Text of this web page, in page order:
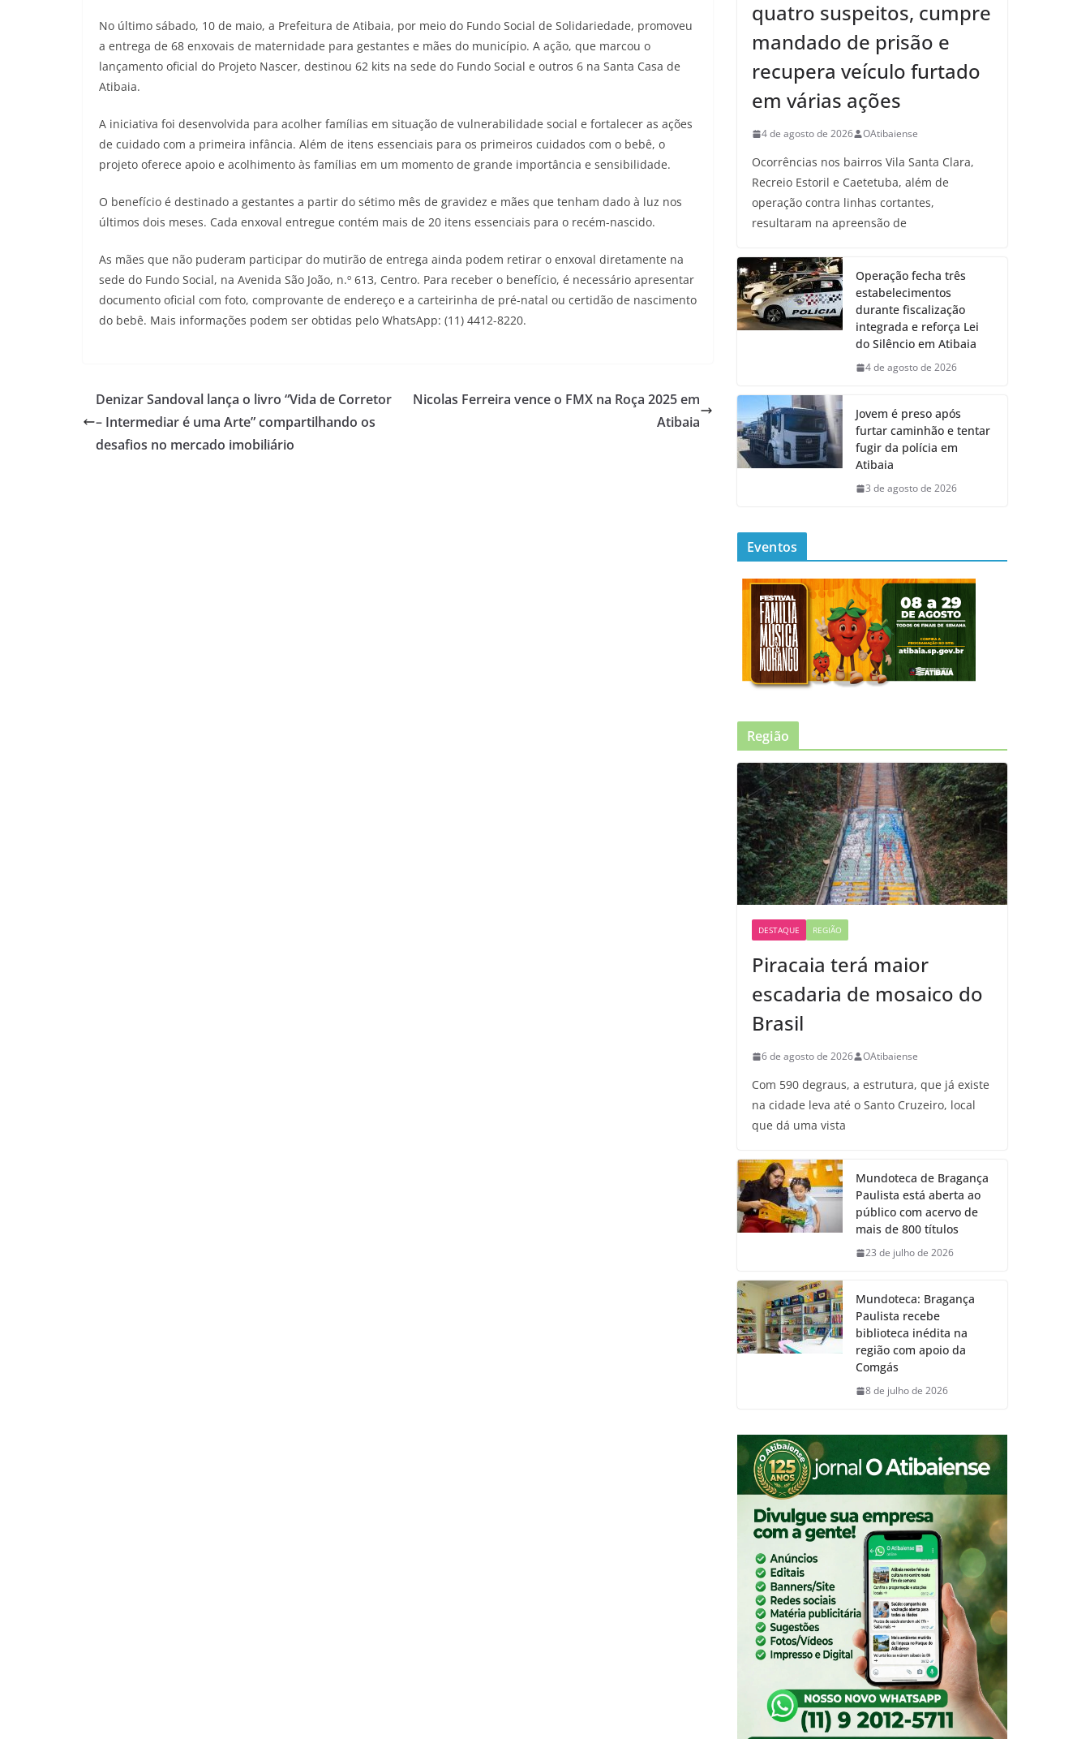
No último sábado, 10 de maio, a Prefeitura de Atibaia, por meio do Fundo Social de Solidariedade, promoveu
a entrega de 68 enxovais de maternidade para gestantes e mães do município. A ação, que marcou o
lançamento oficial do Projeto Nascer, destinou 62 kits na sede do Fundo Social e outros 6 na Santa Casa de
Atibaia.
A iniciativa foi desenvolvida para acolher famílias em situação de vulnerabilidade social e fortalecer as ações
de cuidado com a primeira infância. Além de itens essenciais para os primeiros cuidados com o bebê, o
projeto oferece apoio e acolhimento às famílias em um momento de grande importância e sensibilidade.
O benefício é destinado a gestantes a partir do sétimo mês de gravidez e mães que tenham dado à luz nos
últimos dois meses. Cada enxoval entregue contém mais de 20 itens essenciais para o recém-nascido.
As mães que não puderam participar do mutirão de entrega ainda podem retirar o enxoval diretamente na
sede do Fundo Social, na Avenida São João, n.º 613, Centro. Para receber o benefício, é necessário apresentar
documento oficial com foto, comprovante de endereço e a carteirinha de pré-natal ou certidão de nascimento
do bebê. Mais informações podem ser obtidas pelo WhatsApp: (11) 4412-8220.
Denizar Sandoval lança o livro “Vida de Corretor
– Intermediar é uma Arte” compartilhando os
desafios no mercado imobiliário
Nicolas Ferreira vence o FMX na Roça 2025 em
Atibaia
quatro suspeitos, cumpre
mandado de prisão e
recupera veículo furtado
em várias ações
4 de agosto de 2026 OAtibaiense
Ocorrências nos bairros Vila Santa Clara,
Recreio Estoril e Caetetuba, além de
operação contra linhas cortantes,
resultaram na apreensão de
Operação fecha três
estabelecimentos
durante fiscalização
integrada e reforça Lei
do Silêncio em Atibaia
4 de agosto de 2026
Jovem é preso após
furtar caminhão e tentar
fugir da polícia em
Atibaia
3 de agosto de 2026
Eventos
Região
DESTAQUE REGIÃO
Piracaia terá maior
escadaria de mosaico do
Brasil
6 de agosto de 2026 OAtibaiense
Com 590 degraus, a estrutura, que já existe
na cidade leva até o Santo Cruzeiro, local
que dá uma vista
Mundoteca de Bragança
Paulista está aberta ao
público com acervo de
mais de 800 títulos
23 de julho de 2026
Mundoteca: Bragança
Paulista recebe
biblioteca inédita na
região com apoio da
Comgás
8 de julho de 2026